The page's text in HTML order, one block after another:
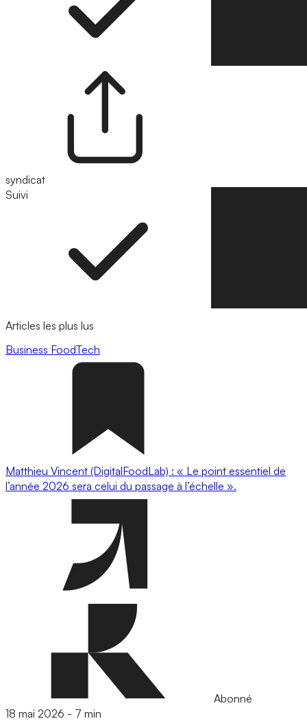
syndicat
Suivi
Articles les plus lus
Business FoodTech
Matthieu Vincent (DigitalFoodLab) : « Le point essentiel de
l’année 2026 sera celui du passage à l’échelle ».
Abonné
18 mai 2026 - 7 min